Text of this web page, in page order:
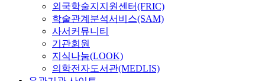
외국학술지지원센터(FRIC)
학술관계분석서비스(SAM)
사서커뮤니티
기관회원
지식나눔(LOOK)
의학전자도서관(MEDLIS)